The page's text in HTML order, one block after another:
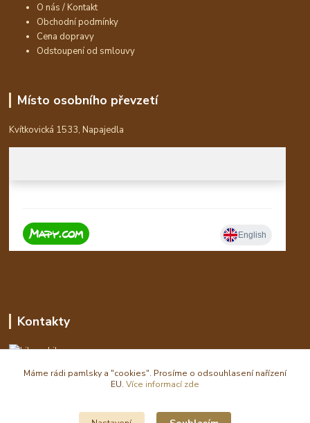
O nás / Kontakt
Obchodní podmínky
Cena dopravy
Odstoupení od smlouvy
Místo osobního převzetí
Kvítkovická 1533, Napajedla
Kontakty
Libor
eshop(zavináč)waldi.cz
Máme rádi pamlsky a "cookies". Prosíme o odsouhlasení nařízení
EU. Více informací zde